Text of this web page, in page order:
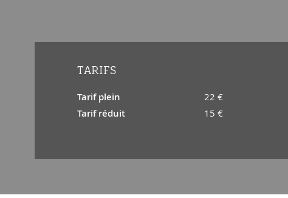
TARIFS
Tarif plein 22 €
Tarif réduit 15 €